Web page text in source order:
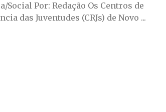
Social Por: Redação Os Centros de
das Juventudes (CRJs) de Novo ...